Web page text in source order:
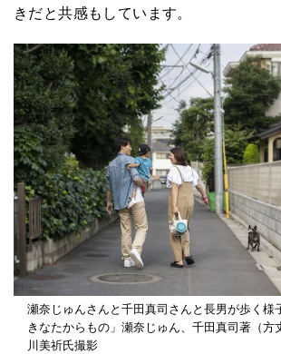
きだと共感もしています。
瀬奈じゅんさんと千田真司さんと長男が歩く様
きなたからもの」瀬奈じゅん、千田真司著（方
川美祈氏撮影